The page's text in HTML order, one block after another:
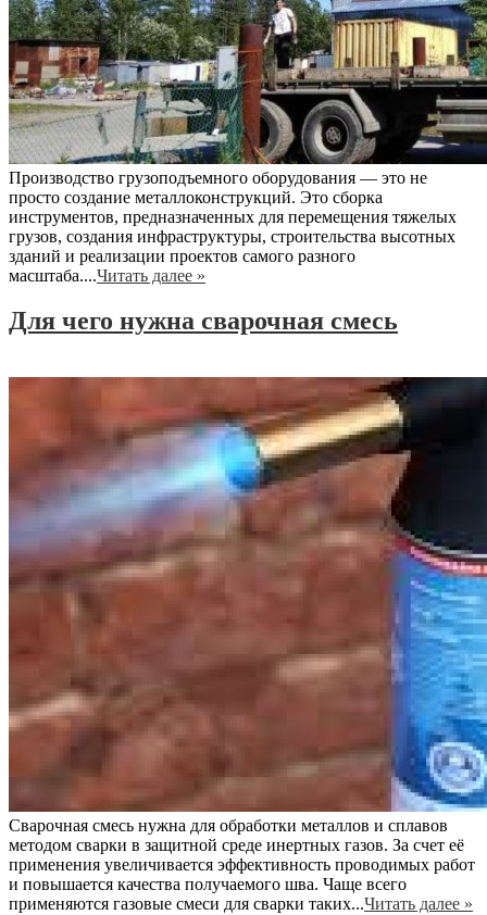
Производство грузоподъемного оборудования — это не
просто создание металлоконструкций. Это сборка
инструментов, предназначенных для перемещения тяжелых
грузов, создания инфраструктуры, строительства высотных
зданий и реализации проектов самого разного
масштаба....Читать далее »
Для чего нужна сварочная смесь
Сварочная смесь нужна для обработки металлов и сплавов
методом сварки в защитной среде инертных газов. За счет её
применения увеличивается эффективность проводимых работ
и повышается качества получаемого шва. Чаще всего
применяются газовые смеси для сварки таких...Читать далее »